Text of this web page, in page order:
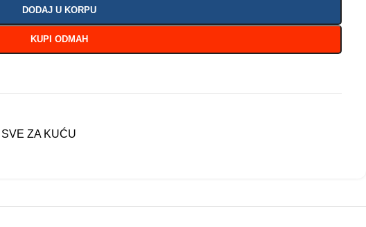
DODAJ U KORPU
KUPI ODMAH
SVE ZA KUĆU